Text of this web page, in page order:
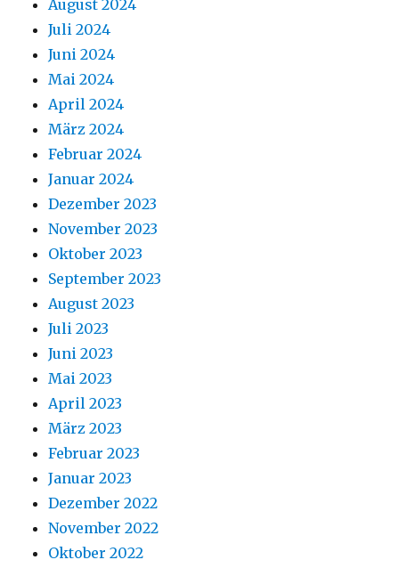
August 2024
Juli 2024
Juni 2024
Mai 2024
April 2024
März 2024
Februar 2024
Januar 2024
Dezember 2023
November 2023
Oktober 2023
September 2023
August 2023
Juli 2023
Juni 2023
Mai 2023
April 2023
März 2023
Februar 2023
Januar 2023
Dezember 2022
November 2022
Oktober 2022